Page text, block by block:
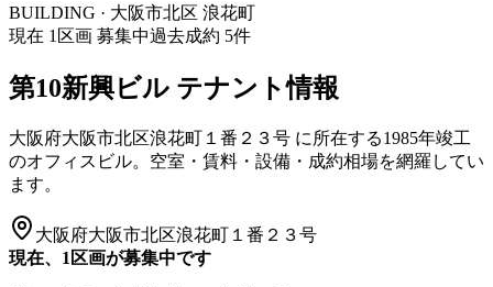
BUILDING · 大阪市北区 浪花町
現在 1 区画 募集中過去成約 5件
第10新興ビル テナント情報
大阪府大阪市北区浪花町１番２３号 に所在する1985年竣工
のオフィスビル。空室・賃料・設備・成約相場を網羅してい
ます。
大阪府大阪市北区浪花町１番２３号
現在、1区画が募集中です